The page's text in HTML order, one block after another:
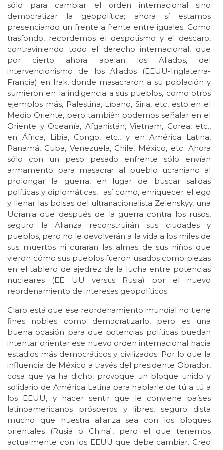
sólo para cambiar el orden internacional sino
democratizar la geopolítica; ahora sí estamos
presenciando un frente a frente entre iguales. Como
trasfondo, recordemos el despotismo y el descaro,
contraviniendo todo el derecho internacional, que
por cierto ahora apelan los Aliados, del
intervencionismo de los Aliados (EEUU-Inglaterra-
Francia) en Irak, donde masacraron a su población y
sumieron en la indigencia a sus pueblos, como otros
ejemplos más, Palestina, Líbano, Siria, etc, esto en el
Medio Oriente, pero también podemos señalar en el
Oriente y Oceanía, Afganistán, Vietnam, Corea, etc.,
en África, Libia, Congo, etc., y en América Latina,
Panamá, Cuba, Venezuela, Chile, México, etc. Ahora
sólo con un peso pesado enfrente sólo envían
armamento para masacrar al pueblo ucraniano al
prolongar la guerra, en lugar de buscar salidas
políticas y diplomáticas, así como, enriquecer el ego
y llenar las bolsas del ultranacionalista Zelenskyy, una
Ucrania que después de la guerra contra los rusos,
seguro la Alianza reconstruirán sus ciudades y
pueblos, pero no le devolverán a la vida a los miles de
sus muertos ni curaran las almas de sus niños que
vieron cómo sus pueblos fueron usados como piezas
en el tablero de ajedrez de la lucha entre potencias
nucleares (EE UU versus Rusia) por el nuevo
reordenamiento de intereses geopolíticos.
Claro está que ese reordenamiento mundial no tiene
fines nobles como democratizarlo, pero es una
buena ocasión para que potencias políticas puedan
intentar orientar ese nuevo orden internacional hacia
estadios más democráticos y civilizados. Por lo que la
influencia de México a través del presidente Obrador,
cosa que ya ha dicho, provoque un bloque unido y
solidario de América Latina para hablarle de tú a tú a
los EEUU, y hacer sentir que le conviene países
latinoamericanos prósperos y libres, seguro dista
mucho que nuestra alianza sea con los bloques
orientales (Rusia o China), pero el que tenemos
actualmente con los EEUU que debe cambiar. Creo